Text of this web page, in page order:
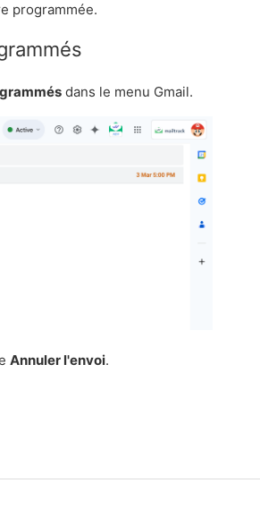
programmée.
dans le menu Gmail.
Annuler l'envoi.